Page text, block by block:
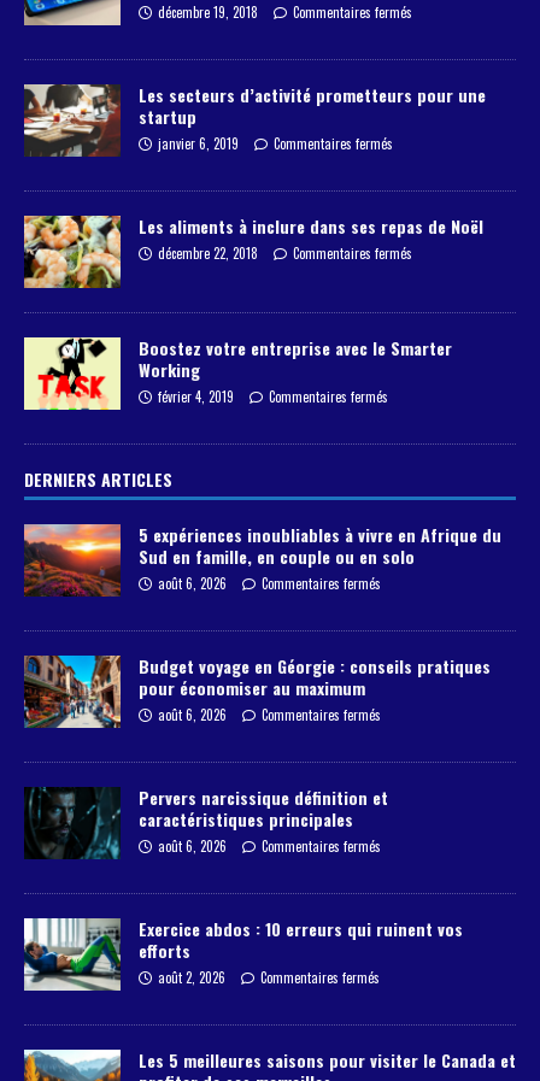
décembre 19, 2018 Commentaires fermés
Les secteurs d’activité prometteurs pour une
startup
janvier 6, 2019 Commentaires fermés
Les aliments à inclure dans ses repas de Noël
décembre 22, 2018 Commentaires fermés
Boostez votre entreprise avec le Smarter
Working
février 4, 2019 Commentaires fermés
DERNIERS ARTICLES
5 expériences inoubliables à vivre en Afrique du
Sud en famille, en couple ou en solo
août 6, 2026 Commentaires fermés
Budget voyage en Géorgie : conseils pratiques
pour économiser au maximum
août 6, 2026 Commentaires fermés
Pervers narcissique définition et
caractéristiques principales
août 6, 2026 Commentaires fermés
Exercice abdos : 10 erreurs qui ruinent vos
efforts
août 2, 2026 Commentaires fermés
Les 5 meilleures saisons pour visiter le Canada et